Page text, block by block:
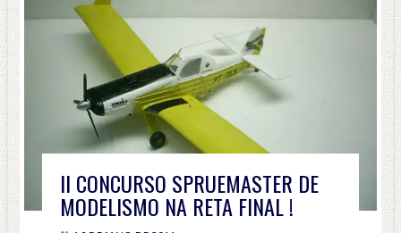
II CONCURSO SPRUEMASTER DE
MODELISMO NA RETA FINAL !